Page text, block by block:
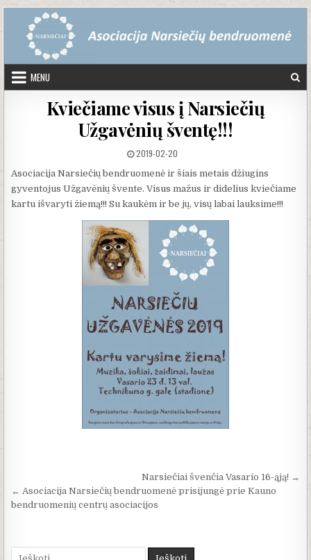
Skip to content
MENU
Kviečiame visus į Narsiečių
Užgavėnių šventę!!!
PUBLISHED DATE:
2019-02-20
Asociacija Narsiečių bendruomenė ir šiais metais džiugins
gyventojus Užgavėnių švente. Visus mažus ir didelius kviečiame
kartu išvaryti žiemą!!! Su kaukėm ir be jų, visų labai lauksime!!!
Navigacija tarp įrašųNarsiečiai švenčia Vasario 16-ąją! →
← Asociacija Narsiečių bendruomenė prisijungė prie Kauno
bendruomenių centrų asociacijos
Ieškoti: